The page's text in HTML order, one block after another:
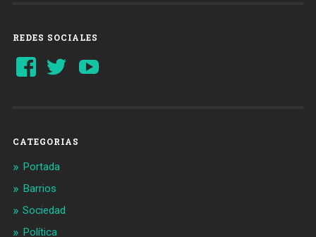
REDES SOCIALES
Ver
perfil
Ver
perfil
CATEGORIAS
Portada
Barrios
Sociedad
Política